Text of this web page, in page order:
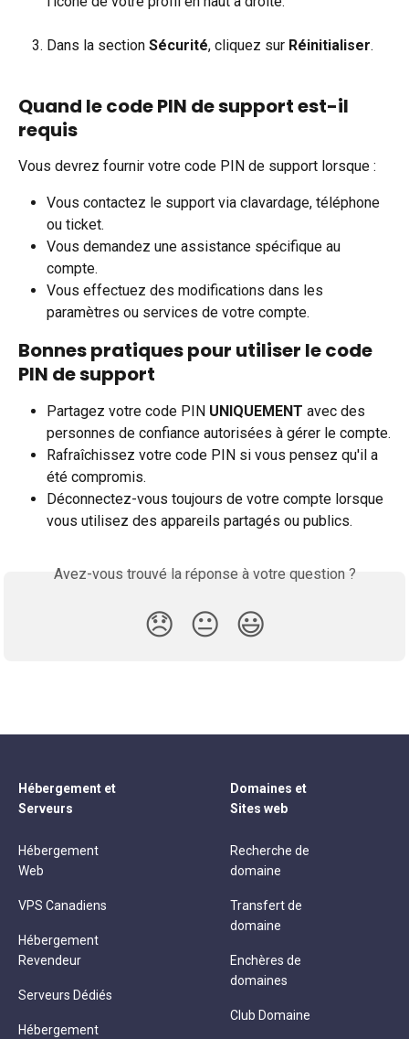
Dans la section Sécurité, cliquez sur Réinitialiser.
Quand le code PIN de support est-il
requis
Vous devrez fournir votre code PIN de support lorsque :
Vous contactez le support via clavardage, téléphone
ou ticket.
Vous demandez une assistance spécifique au
compte.
Vous effectuez des modifications dans les
paramètres ou services de votre compte.
Bonnes pratiques pour utiliser le code
PIN de support
Partagez votre code PIN UNIQUEMENT avec des
personnes de confiance autorisées à gérer le compte.
Rafraîchissez votre code PIN si vous pensez qu'il a
été compromis.
Déconnectez-vous toujours de votre compte lorsque
vous utilisez des appareils partagés ou publics.
Avez-vous trouvé la réponse à votre question ?
😞 😐 😃
Hébergement et
Serveurs
Hébergement
Web
VPS Canadiens
Hébergement
Revendeur
Serveurs Dédiés
Hébergement
Domaines et
Sites web
Recherche de
domaine
Transfert de
domaine
Enchères de
domaines
Club Domaine